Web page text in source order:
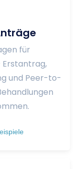
für
und Peer-to-